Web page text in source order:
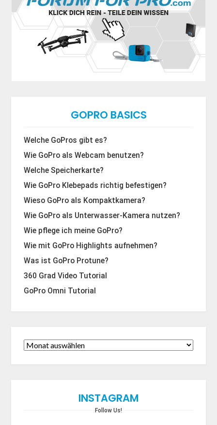
GOPRO BASICS
Welche GoPros gibt es?
Wie GoPro als Webcam benutzen?
Welche Speicherkarte?
Wie GoPro Klebepads richtig befestigen?
Wieso GoPro als Kompaktkamera?
Wie GoPro als Unterwasser-Kamera nutzen?
Wie pflege ich meine GoPro?
Wie mit GoPro Highlights aufnehmen?
Was ist GoPro Protune?
360 Grad Video Tutorial
GoPro Omni Tutorial
INSTAGRAM
Follow Us!